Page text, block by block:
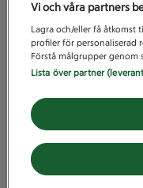
Vi och våra partners
Lagra och/eller få åtkomst
profiler för personaliserad
Förstå målgrupper genom
Lista över partner